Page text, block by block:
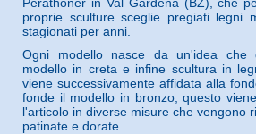
proprie sculture sceglie pregiati legni
stagionati per anni.
Ogni modello nasce da un'idea che
modello in creta e infine scultura in
viene successivamente affidata alla
fonde il modello in bronzo; questo
l'articolo in diverse misure che vengono
patinate e dorate.